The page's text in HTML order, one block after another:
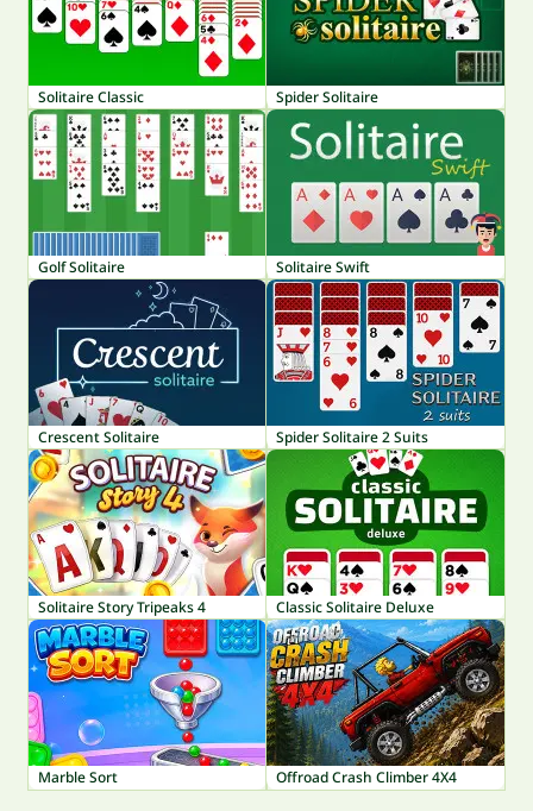
Solitaire Classic Spider Solitaire
Golf Solitaire Solitaire Swift
Crescent Solitaire Spider Solitaire 2 Suits
Solitaire Story Tripeaks 4 Classic Solitaire Deluxe
Marble Sort Offroad Crash Climber 4X4